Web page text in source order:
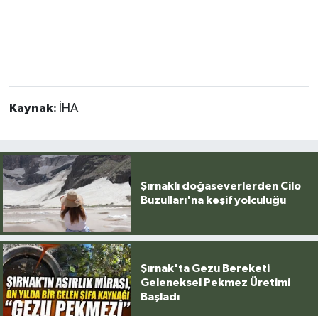
Kaynak: İHA
Şırnaklı doğaseverlerden Cilo
Buzulları'na keşif yolculuğu
Şırnak'ta Gezu Bereketi
Geleneksel Pekmez Üretimi
Başladı